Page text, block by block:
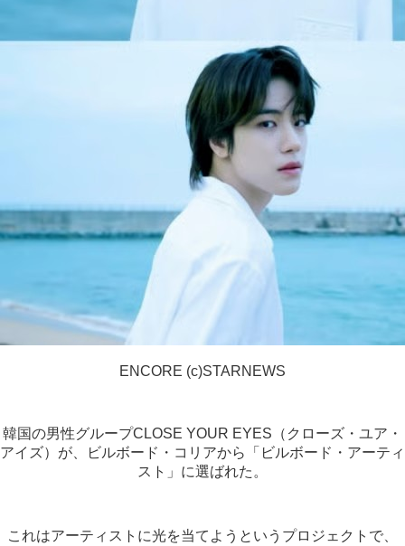
ENCORE (c)STARNEWS
韓国の男性グループCLOSE YOUR EYES（クローズ・ユア・
アイズ）が、ビルボード・コリアから「ビルボード・アーティ
スト」に選ばれた。
これはアーティストに光を当てようというプロジェクトで、